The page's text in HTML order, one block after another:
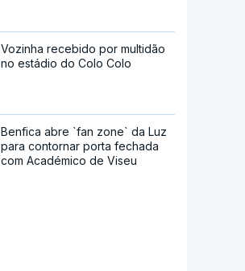
Vozinha recebido por multidão
no estádio do Colo Colo
Benfica abre `fan zone` da Luz
para contornar porta fechada
com Académico de Viseu